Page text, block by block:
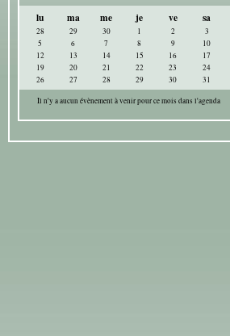
lu
ma me je ve sa
28 29 30 1 2 3
5
6 7 8 9 10
12
13 14 15 16 17
19
20 21 22 23 24
26
27 28 29 30 31
Il n'y a aucun évènement à venir pour ce mois dans l'agenda